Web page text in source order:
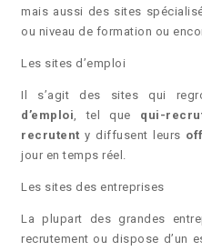
mais aussi des sites
ou niveau de formation ou
Les sites d’emploi
Il s’agit des sites qui
d’emploi, tel que qui-
recrutent y diffusent leurs
jour en temps réel.
Les sites des entreprises
La plupart des grandes
recrutement ou dispose d’un